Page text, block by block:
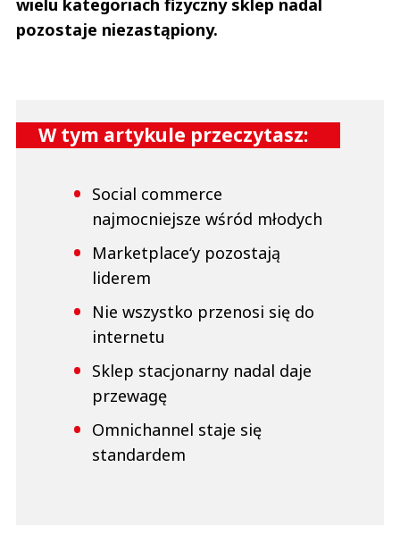
pozostaje niezastąpiony.
W tym artykule przeczytasz:
Social commerce
najmocniejsze wśród młodych
Marketplace‘y pozostają
liderem
Nie wszystko przenosi się do
internetu
Sklep stacjonarny nadal daje
przewagę
Omnichannel staje się
standardem